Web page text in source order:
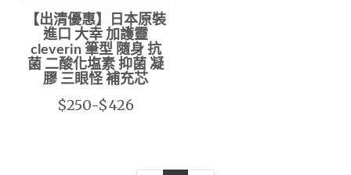
【出清優惠】日本原裝
進口 大幸 加護靈
cleverin 筆型 隨身 抗
菌 二酸化塩素 抑菌 凝
膠 三眼怪 補充芯
$250-$426